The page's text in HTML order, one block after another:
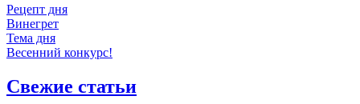
Рецепт дня
Винегрет
Тема дня
Весенний конкурс!
Свежие статьи